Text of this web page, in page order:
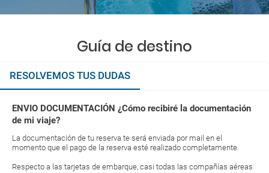
Guía de destino
RESOLVEMOS TUS DUDAS
ENVIO DOCUMENTACIÓN ¿Cómo recibiré la documentación
de mi viaje?
La documentación de tu reserva te será enviada por mail en el
momento que el pago de la reserva esté realizado completamente.
Respecto a las tarjetas de embarque, casi todas las compañías aéreas